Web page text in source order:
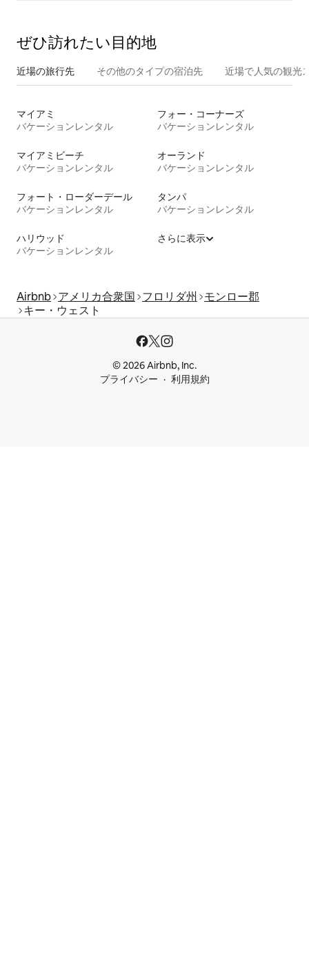
ぜひ訪⁠れ⁠た⁠い目⁠的⁠地
近場の旅行先 その他のタ⁠イ⁠プ⁠の宿⁠泊⁠先 近場で人気の観光
マイアミ
バケーションレンタル
フォー・コーナーズ
バケーションレンタル
マイアミビーチ
バケーションレンタル
オーランド
バケーションレンタル
フォート・ローダーデール
バケーションレンタル
タンパ
バケーションレンタル
ハリウッド
バケーションレンタル
さらに表示
Airbnb アメリカ合衆国 フロリダ州
モンロー郡
キー・ウェスト
© 2026 Airbnb, Inc.
プライバシー
利用規約